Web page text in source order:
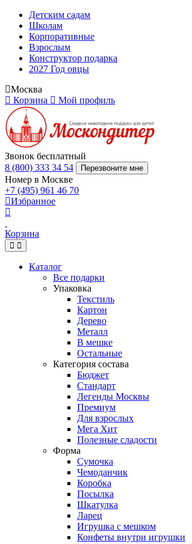
Детским садам
Школам
Корпоративные
Взрослым
Конструктор подарка
2027 Год овцы
Москва
Корзина
Мой профиль
Звонок бесплатный
8 (800) 333 34 54
Перезвоните мне
Номер в Москве
+7 (495) 961 46 70
Избранное
Корзина
Каталог
Все подарки
Упаковка
Текстиль
Картон
Дерево
Металл
В мешке
Остальные
Категория состава
Бюджет
Стандарт
Легенды Москвы
Премиум
Для взрослых
Мега Хит
Полезные сладости
Форма
Сумочка
Чемоданчик
Коробка
Посылка
Шкатулка
Ларец
Игрушка с мешком
Конфеты внутри игрушки